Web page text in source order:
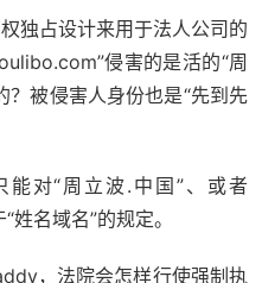
独占设计来用于法人公司的
侵害的是活的“周
？被侵害人身份也是“先到先
对“周立波.中国”、或者
名域名”的规定。
，法院会怎样行使强制执